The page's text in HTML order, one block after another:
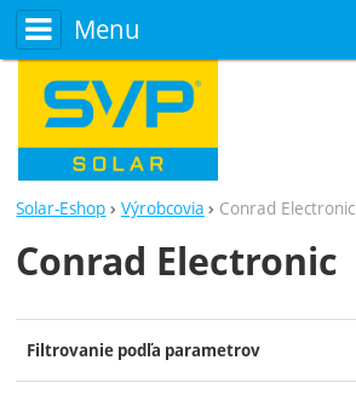
Menu
Solar-Eshop Výrobcovia Conrad Electronic
Conrad Electronic
Zobraziť viac
Filtrovanie podľa parametrov
Cena (€)
Dostupnosť
Extra